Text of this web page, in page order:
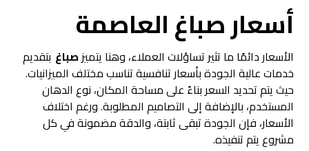
أسعارصباغ العاصمة
الأسعار دائمًا ما تثير تساؤلات العملاء، وهنا يتميزصباغ بتقديم
خدمات عالية الجودة بأسعار تنافسية تناسب مختلف الميزانيات.
حيث يتم تحديد السعر بناءً على مساحة المكان، نوع الدهان
المستخدم، بالإضافة إلى التصاميم المطلوبة. ورغم اختلاف
الأسعار، فإن الجودة تبقى ثابتة، والدقة مضمونة في كل
مشروع يتم تنفيذه.